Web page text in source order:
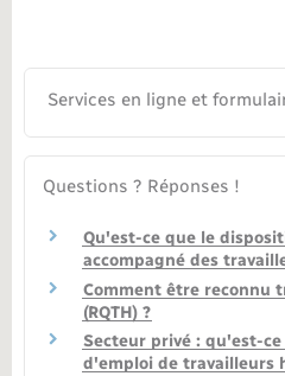
Seniors
Transports
Voirie et espace public
Services en ligne et
Questions ? Réponses !
Qu'est-ce que le
accompagné des
Comment être reconnu
(RQTH) ?
Secteur privé : qu'est-
d'emploi de travailleurs